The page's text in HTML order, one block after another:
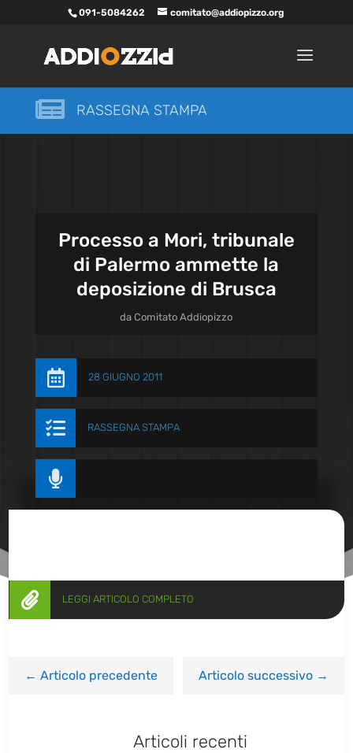
091-5084262 comitato@addiopizzo.org
 RASSEGNA STAMPA
Processo a Mori, tribunale
di Palermo ammette la
deposizione di Brusca
daComitato Addiopizzo
 28 GIUGNO 2011
 RASSEGNA STAMPA

 LEGGI ARTICOLO COMPLETO
←Articolo precedente Articolo successivo→
Articoli recenti